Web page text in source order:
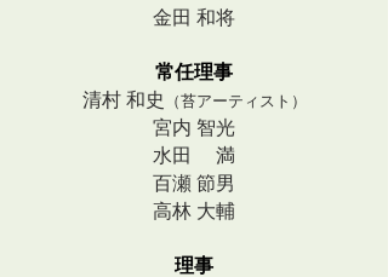
金田 和将
常任理事
​清村 和史 （苔アーティスト）
宮内 智光
水田 満
百瀬 節男
高林 大輔
理事